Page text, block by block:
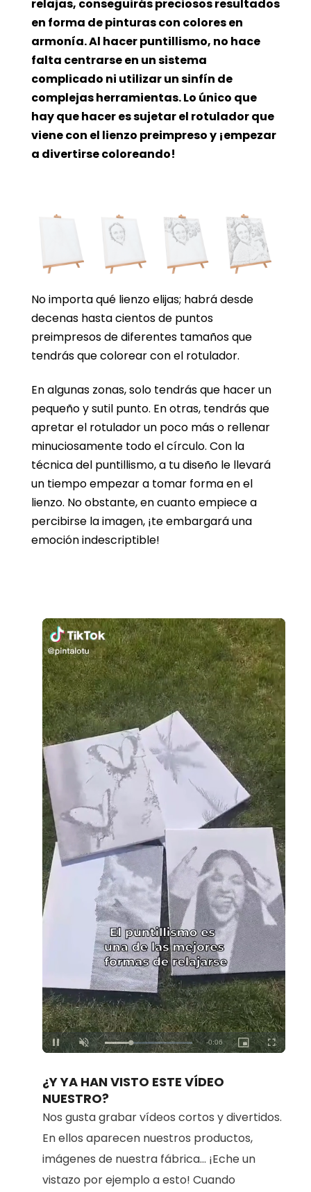
relajas, conseguirás preciosos resultados
en forma de pinturas con colores en
armonía. Al hacer puntillismo, no hace
falta centrarse en un sistema
complicado ni utilizar un sinfín de
complejas herramientas. Lo único que
hay que hacer es sujetar el rotulador que
viene con el lienzo preimpreso y ¡empezar
a divertirse coloreando!
No importa qué lienzo elijas; habrá desde
decenas hasta cientos de puntos
preimpresos de diferentes tamaños que
tendrás que colorear con el rotulador.
En algunas zonas, solo tendrás que hacer un
pequeño y sutil punto. En otras, tendrás que
apretar el rotulador un poco más o rellenar
minuciosamente todo el círculo. Con la
técnica del puntillismo, a tu diseño le llevará
un tiempo empezar a tomar forma en el
lienzo. No obstante, en cuanto empiece a
percibirse la imagen, ¡te embargará una
emoción indescriptible!
Unmute Loaded:
100.00%
¿Y YA HAN VISTO ESTE VÍDEO
NUESTRO?
Nos gusta grabar vídeos cortos y divertidos.
En ellos aparecen nuestros productos,
imágenes de nuestra fábrica... ¡Eche un
vistazo por ejemplo a esto! Cuando